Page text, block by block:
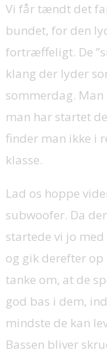
Vi får tændt det
bundet, for den
fortræffeligt. De
klang der lyder
sommerdag.
man har startet
finder man ikke i
klasse.
Lad os hoppe
subwoofer. Da
startede vi jo
og gik derefter op
tanke om, at de
god bas i dem,
mindste de kan
Bassen bliver